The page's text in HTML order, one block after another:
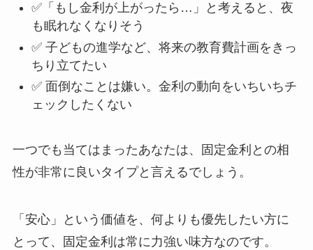
✅「もし金利が上がったら…」と考えると、夜
も眠れなくなりそう
✅ 子どもの進学など、将来の教育費計画をきっ
ちり立てたい
✅ 面倒なことは嫌い。金利の動向をいちいちチ
ェックしたくない
一つでも当てはまったあなたは、固定金利との相
性が非常に良いタイプと言えるでしょう。
「安心」という価値を、何よりも優先したい方に
とって、固定金利は常に力強い味方なのです。